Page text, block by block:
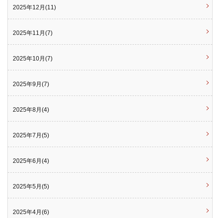
2025年12月(11)
2025年11月(7)
2025年10月(7)
2025年9月(7)
2025年8月(4)
2025年7月(5)
2025年6月(4)
2025年5月(5)
2025年4月(6)